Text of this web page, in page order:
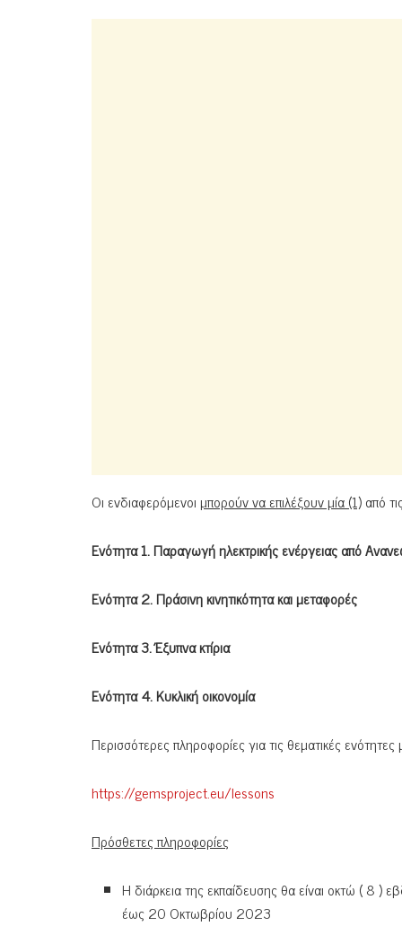
Οι ενδιαφερόμενοι μπορούν να επιλέξουν μία (1)από
Ενότητα 1. Παραγωγή ηλεκτρικής ενέργειας από
Ενότητα 2.Πράσινη κινητικότητα και μεταφορές
Ενότητα 3. Έξυπνα κτίρια
Ενότητα 4. Κυκλική οικονομία
Περισσότερες πληροφορίες για τις θεματικές
https://gemsproject.eu/lessons
Πρόσθετες πληροφορίες
Η διάρκεια της εκπαίδευσης θα είναι οκτώ ( 8
έως 20 Οκτωβρίου 2023